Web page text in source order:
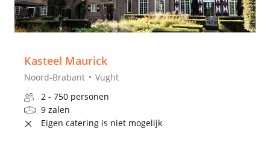
Kasteel Maurick
Noord-Brabant
Vught
2 - 750 personen
9 zalen
Eigen catering is niet mogelijk